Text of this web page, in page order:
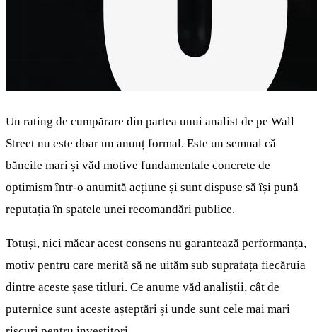
Un rating de cumpărare din partea unui analist de pe Wall
Street nu este doar un anunț formal. Este un semnal că
băncile mari și văd motive fundamentale concrete de
optimism într-o anumită acțiune și sunt dispuse să își pună
reputația în spatele unei recomandări publice.
Totuși, nici măcar acest consens nu garantează performanța,
motiv pentru care merită să ne uităm sub suprafața fiecăruia
dintre aceste șase titluri. Ce anume văd analiștii, cât de
puternice sunt aceste așteptări și unde sunt cele mai mari